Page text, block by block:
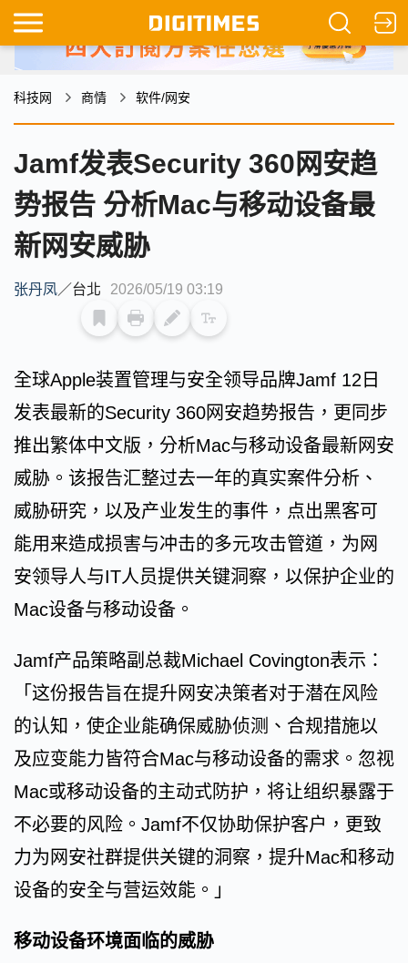
科技网 商情 软件/网安
Jamf发表Security 360网安趋
势报告 分析Mac与移动设备最
新网安威胁
张丹凤／台北 2026/05/19 03:19
全球Apple装置管理与安全领导品牌Jamf 12日
发表最新的Security 360网安趋势报告，更同步
推出繁体中文版，分析Mac与移动设备最新网安
威胁。该报告汇整过去一年的真实案件分析、
威胁研究，以及产业发生的事件，点出黑客可
能用来造成损害与冲击的多元攻击管道，为网
安领导人与IT人员提供关键洞察，以保护企业的
Mac设备与移动设备。
Jamf产品策略副总裁Michael Covington表示：
「这份报告旨在提升网安决策者对于潜在风险
的认知，使企业能确保威胁侦测、合规措施以
及应变能力皆符合Mac与移动设备的需求。忽视
Mac或移动设备的主动式防护，将让组织暴露于
不必要的风险。Jamf不仅协助保护客户，更致
力为网安社群提供关键的洞察，提升Mac和移动
设备的安全与营运效能。」
移动设备环境面临的威胁